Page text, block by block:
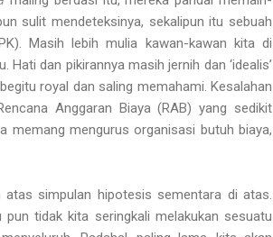
sulit mendeteksinya, sekalipun itu sebuah
Masih lebih mulia kawan-kawan kita di
dan pikirannya masih jernih dan ‘idealis’
royal dan saling memahami. Kesalahan
Anggaran Biaya (RAB) yang sedikit
memang mengurus organisasi butuh biaya,
atas simpulan hipotesis sementara di atas.
tidak kita seringkali melakukan sesuatu